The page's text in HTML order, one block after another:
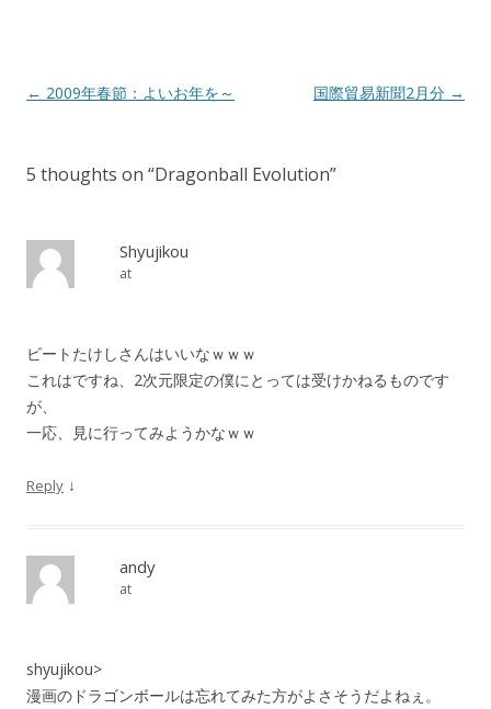
Post navigation
← 2009年春節：よいお年を～ 国際貿易新聞2月分 →
5 thoughts on “Dragonball Evolution”
Shyujikou
at
ビートたけしさんはいいなｗｗｗ
これはですね、2次元限定の僕にとっては受けかねるものです
が、
一応、見に行ってみようかなｗｗ
Reply ↓
andy
at
shyujikou>
漫画のドラゴンボールは忘れてみた方がよさそうだよねぇ。